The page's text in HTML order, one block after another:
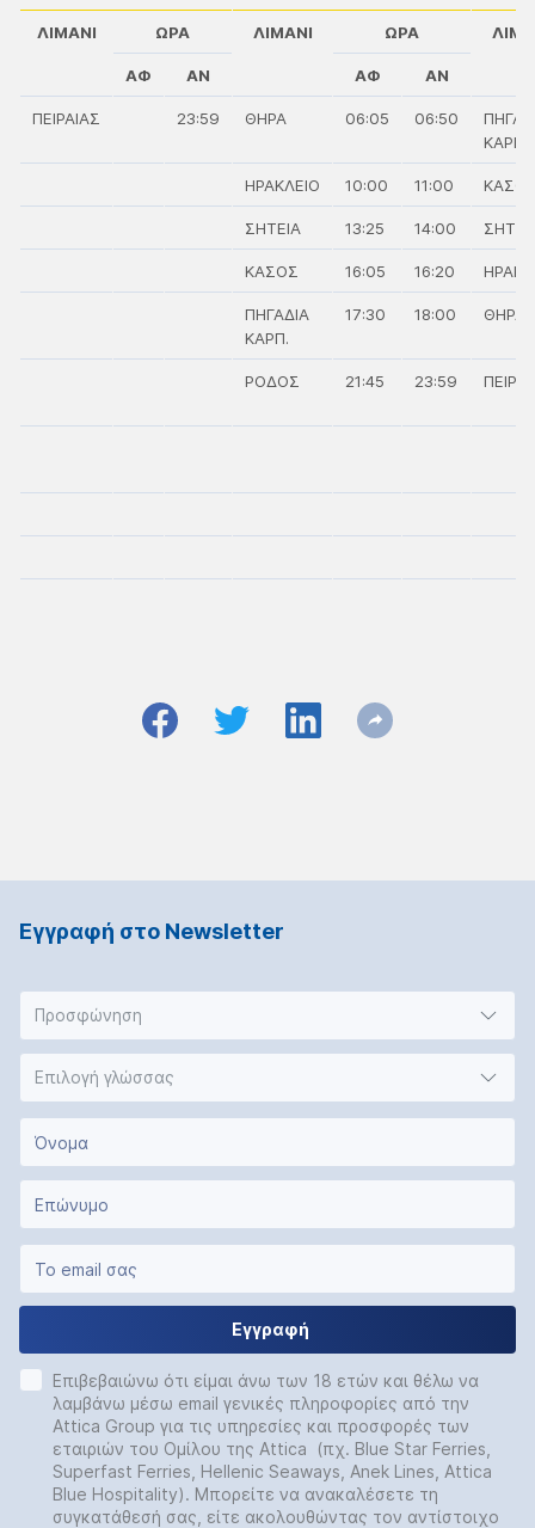
ΛΙΜΑΝΙ ΩΡΑ ΛΙΜΑΝΙ ΩΡΑ
ΑΦ ΑΝ ΑΦ ΑΝ
ΠΕΙΡΑΙΑΣ 23:59 ΘΗΡΑ 06:05 06:50
ΚΑΡΠ.
ΗΡΑΚΛΕΙΟ 10:00 11:00
ΣΗΤΕΙΑ 13:25 14:00
ΚΑΣΟΣ 16:05 16:20
ΠΗΓΑΔΙΑ
ΚΑΡΠ.
17:30 18:00 ΘΗΡΑ
ΡΟΔΟΣ 21:45 23:59
Εγγραφή στο Νewsletter
Προσφώνηση
Επιλογή γλώσσας
Εγγραφή
Επιβεβαιώνω ότι είμαι άνω των 18 ετών και θέλω να
λαμβάνω μέσω email γενικές πληροφορίες από την
Attica Group για τις υπηρεσίες και προσφορές των
εταιριών του Ομίλου της Attica (πχ. Blue Star Ferries,
Superfast Ferries, Hellenic Seaways, Anek Lines, Attica
Blue Hospitality). Μπορείτε να ανακαλέσετε τη
συγκατάθεσή σας, είτε ακολουθώντας τον αντίστοιχο